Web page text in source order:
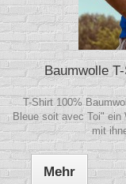
Baumwolle
T-Shirt 100%
Bleue soit avec Toi"
mit
Mehr